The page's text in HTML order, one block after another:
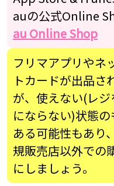
auの公式Online
au Online Shop
フリマアプリやネ
トカードが出品さ
が、使えない(レ
にならない)状態
ある可能性もあり
規販売店以外での
にしましょう。